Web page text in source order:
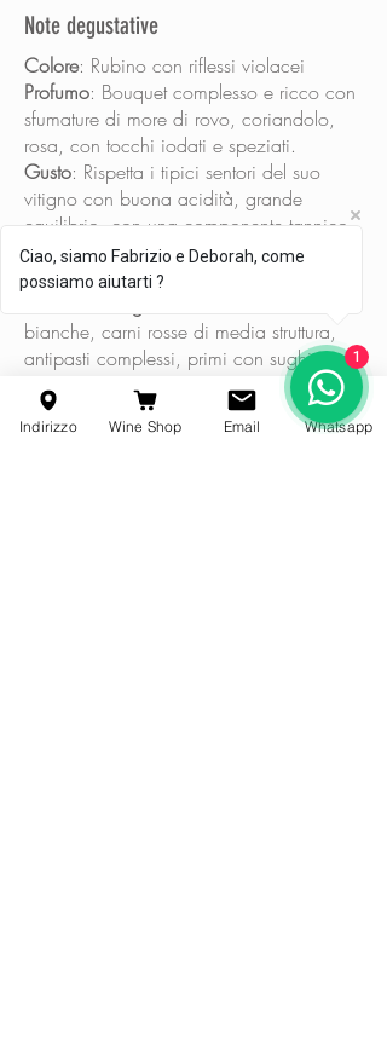
Note degustative
Colore: Rubino con riflessi violacei
Profumo: Bouquet complesso e ricco con
sfumature di more di rovo, coriandolo,
rosa, con tocchi iodati e speziati.
Gusto: Rispetta i tipici sentori del suo
vitigno con buona acidità, grande
equilibrio, con una componente tannico-
sapida suadente e persistente.
bianche, carni rosse di media struttura,
antipasti complessi, primi con sughi ricchi
e corposi.
Temperatura di servizio
: 18°c
Titolo alcolometrico: 14 %
Indirizzo Wine Shop Email Whatsapp
Ciao, siamo Fabrizio e Deborah, come
possiamo aiutarti ?
1